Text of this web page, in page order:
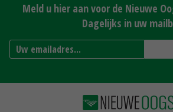
Meld u hier aan voor de Nieuwe
Dagelijks in uw